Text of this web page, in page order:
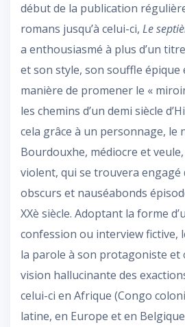
début de la publication
romans jusqu’à celui-ci, Le
a enthousiasmé à plus d’un
et son style, son souffle épique
manière de promener le «
les chemins d’un demi siècle
cela grâce à un personnage, le
Bourdouxhe, médiocre et
violent, qui se trouvera engagé
obscurs et nauséabonds
XXè siècle. Adoptant la forme
confession ou interview fictive,
la parole à son protagoniste et
vision hallucinante des
celui-ci en Afrique (Congo
latine, en Europe et en